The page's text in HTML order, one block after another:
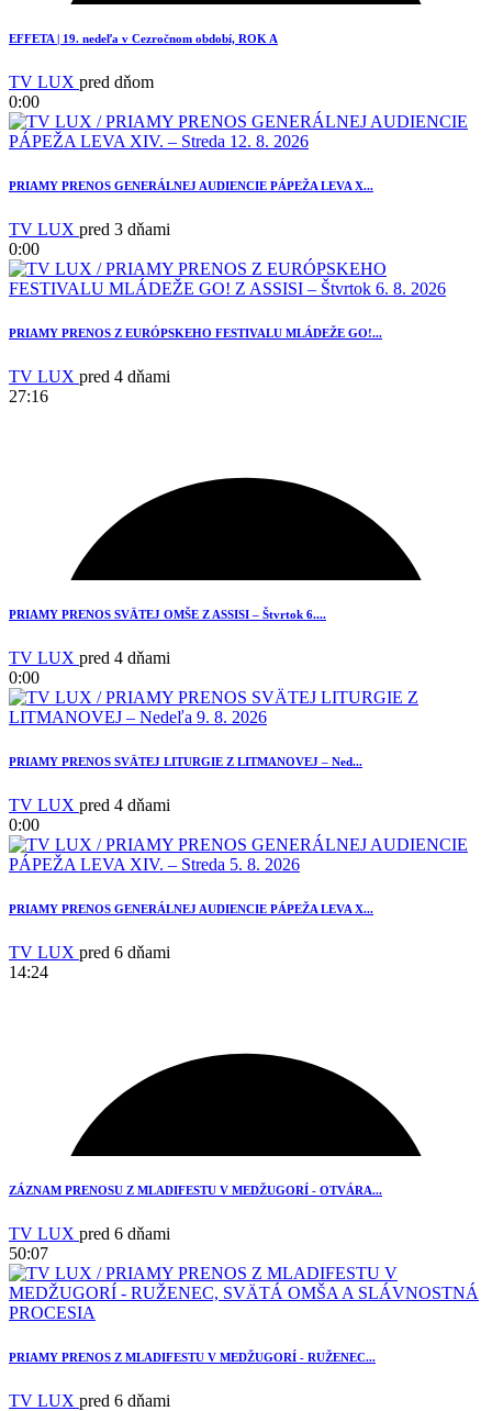
EFFETA | 19. nedeľa v Cezročnom období, ROK A
TV LUX pred dňom
0:00
PRIAMY PRENOS GENERÁLNEJ AUDIENCIE PÁPEŽA LEVA X...
TV LUX pred 3 dňami
0:00
PRIAMY PRENOS Z EURÓPSKEHO FESTIVALU MLÁDEŽE GO!...
TV LUX pred 4 dňami
27:16
PRIAMY PRENOS SVÄTEJ OMŠE Z ASSISI – Štvrtok 6....
TV LUX pred 4 dňami
0:00
PRIAMY PRENOS SVÄTEJ LITURGIE Z LITMANOVEJ – Ned...
TV LUX pred 4 dňami
0:00
PRIAMY PRENOS GENERÁLNEJ AUDIENCIE PÁPEŽA LEVA X...
TV LUX pred 6 dňami
14:24
ZÁZNAM PRENOSU Z MLADIFESTU V MEDŽUGORÍ - OTVÁRA...
TV LUX pred 6 dňami
50:07
PRIAMY PRENOS Z MLADIFESTU V MEDŽUGORÍ - RUŽENEC...
TV LUX pred 6 dňami